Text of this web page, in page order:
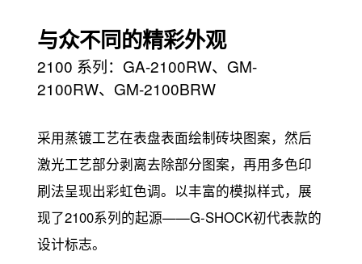
与众不同的精彩外观
2100 系列：GA-2100RW、GM-
2100RW、GM-2100BRW
采用蒸镀工艺在表盘表面绘制砖块图案，然后
激光工艺部分剥离去除部分图案，再用多色印
刷法呈现出彩虹色调。以丰富的模拟样式，展
现了2100系列的起源——G-SHOCK初代表款的
设计标志。